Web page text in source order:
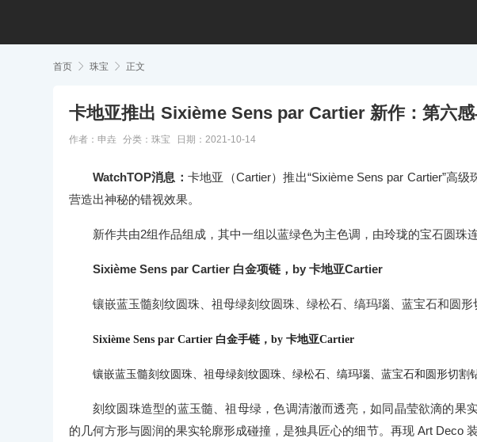
首页  珠宝  正文
卡地亚推出 Sixième Sens par Cartier 新作：第六
作者：申垚 分类： 珠宝 日期：2021-10-14
WatchTOP消息： 卡地亚（Cartier）推出“Sixième Sens par Cartier”高级
营造出神秘的错视效果。
新作共由2组作品组成，其中一组以蓝绿色为主色调，由玲珑的宝石圆珠连
Sixième Sens par Cartier 白金项链，by 卡地亚Cartier
镶嵌蓝玉髓刻纹圆珠、祖母绿刻纹圆珠、绿松石、缟玛瑙、蓝宝石和圆形
Sixième Sens par Cartier 白金手链，by 卡地亚Cartier
镶嵌蓝玉髓刻纹圆珠、祖母绿刻纹圆珠、绿松石、缟玛瑙、蓝宝石和圆形切割
刻纹圆珠造型的蓝玉髓、祖母绿，色调清澈而透亮，如同晶莹欲滴的果
的几何方形与圆润的果实轮廓形成碰撞，是独具匠心的细节。再现 Art Deco